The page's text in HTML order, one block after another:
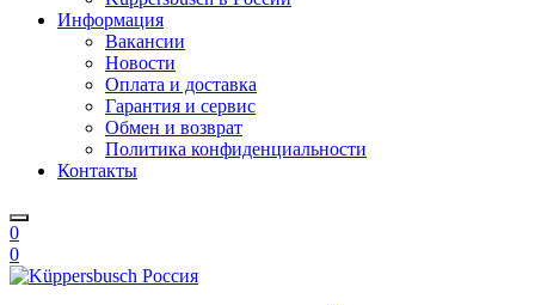
Информация
Вакансии
Новости
Оплата и доставка
Гарантия и сервис
Обмен и возврат
Политика конфиденциальности
Контакты
0
0